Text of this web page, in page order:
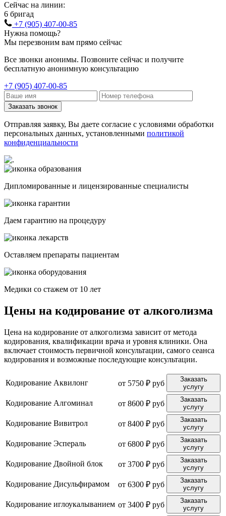
Сейчас на линии:
6 бригад
+7 (905) 407-00-85
Нужна помощь?
Мы перезвоним вам прямо сейчас
Все звонки анонимы. Позвоните сейчас и получите
бесплатную анонимную консультацию
+7 (905) 407-00-85
Заказать звонок
Отправляя заявку, Вы даете согласие с условиями обработки
персональных данных, установленными политикой
конфиденциальности
Дипломированные и лицензированные специалисты
Даем гарантию на процедуру
Оставляем препараты пациентам
Медики со стажем от 10 лет
Цены на кодирование от алкоголизма
Цена на кодирование от алкоголизма зависит от метода
кодирования, квалификации врача и уровня клиники. Она
включает стоимость первичной консультации, самого сеанса
кодирования и возможные последующие консультации.
Кодирование Аквилонг от 5750 ₽ руб
Заказать
услугу
Кодирование Алгоминал от 8600 ₽ руб
Заказать
услугу
Кодирование Вивитрол от 8400 ₽ руб
Заказать
услугу
Кодирование Эспераль от 6800 ₽ руб
Заказать
услугу
Кодирование Двойной блок от 3700 ₽ руб
Заказать
услугу
Кодирование Дисульфирамом от 6300 ₽ руб
Заказать
услугу
Кодирование иглоукалыванием от 3400 ₽ руб
Заказать
услугу